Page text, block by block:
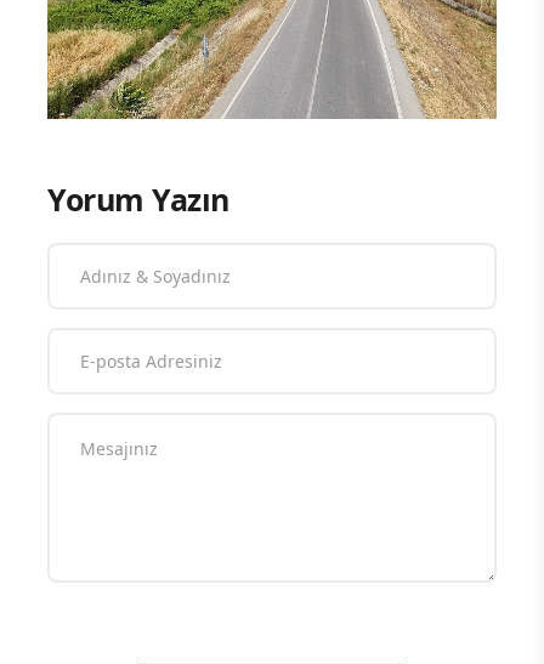
Yorum Yazın